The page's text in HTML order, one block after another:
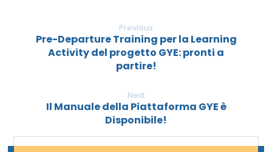
Previous
Pre-Departure Training per la Learning
Activity del progetto GYE: pronti a
partire!
Next
Il Manuale della Piattaforma GYE è
Disponibile!